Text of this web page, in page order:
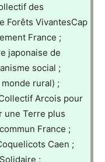
des
Forêts VivantesCap
France ;
japonaise de
social ;
rural) ;
Arcois pour
une Terre plus
France ;
Caen ;
;